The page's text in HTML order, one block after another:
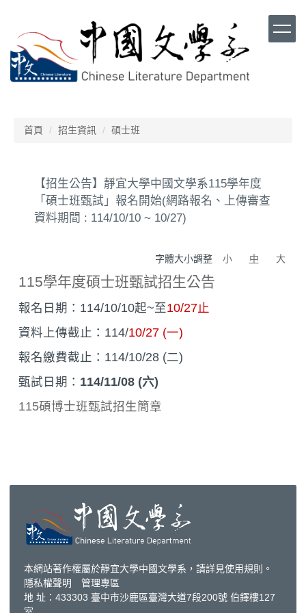
要
內
容
首頁 招生資訊 碩士班
【招生公告】靜宜大學中國文學系115學年度
「碩士班甄試」報名開始(網路報名、上傳審查
資料期間 : 114/10/10 ~ 10/27)
字體大小調整 小 中 大
115學年度碩士班甄試招生公告
報名日期：114/10/10起~至10/27止
資料上傳截止：114/10/27 (一)
報名繳費截止：114/10/28 (二)
甄試日期： 114/11/08 (六)
115碩博士班甄試招生簡章
本網站著作權屬於靜宜大學中國文學系，請詳見使用規則 。
隱私權聲明
管理專區
地 址：433303 臺中市沙鹿區臺灣大道7段200號 伯鐸樓127